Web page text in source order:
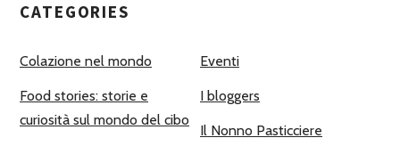
CATEGORIES
Colazione nel mondo Eventi
Food stories: storie e
curiosità sul mondo del cibo
I bloggers
Il Nonno Pasticciere